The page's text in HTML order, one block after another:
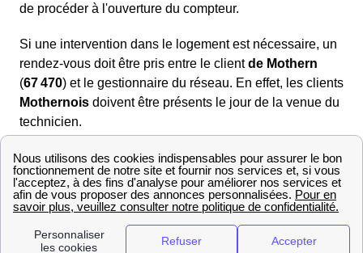
de procéder à l'ouverture du compteur.
Si une intervention dans le logement est nécessaire, un
rendez-vous doit être pris entre le clientde Mothern
(67 470) et le gestionnaire du réseau. En effet, les clients
Mothernois doivent être présents le jour de la venue du
technicien.
Qui contacter à Mothern ?
L'entreprise locale de distribution en charge de
l'électricité à Mothern
Le gestionnaire de réseau et fournisseur d'électricté à